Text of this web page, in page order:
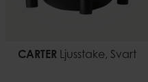
CARTERLjusstake, Svart